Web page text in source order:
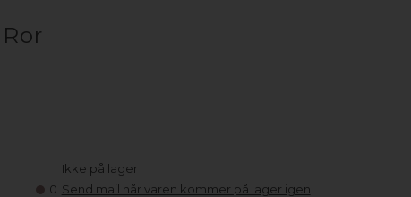
0
Ikke på lager
Send mail når varen kommer på lager igen